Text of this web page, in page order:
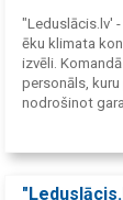
"Leduslācis.lv'
ēku klimata
izvēli.
personāls,
nodrošinot